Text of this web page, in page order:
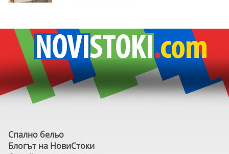
Спално бельо
Блогът на НовиСтоки